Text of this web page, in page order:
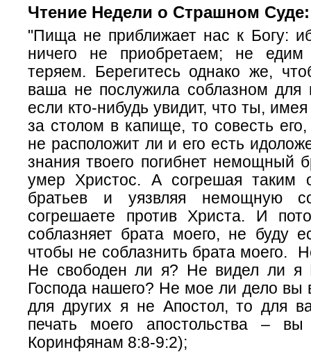
Чтение Недели о Страшном Суде:
"Пища не приближает нас к Богу:
ничего не приобретаем; не
теряем. Берегитесь однако же,
ваша не послужила соблазном
если кто-нибудь увидит, что ты,
за столом в капище, то совесть
не расположит ли и его есть
знания твоего погибнет немощный
умер Христос. А согрешая таким
братьев и уязвляя немощную
согрешаете против Христа. И
соблазняет брата моего, не буду
чтобы не соблазнить брата моего.
Не свободен ли я? Не видел ли я
Господа нашего? Не мое ли дело вы
для других я не Апостол, то для
печать моего апостольства –
Коринфянам 8:8-9:2);